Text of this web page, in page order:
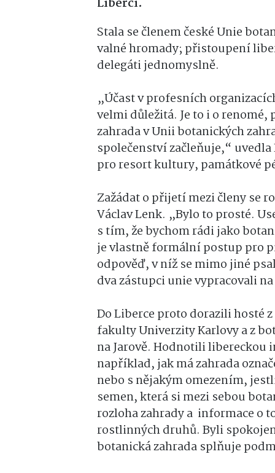
Liberci.
Stala se členem české Unie
valné hromady; přistoupení
delegáti jednomyslně.
„Účast v profesních
velmi důležitá. Je to i o
zahrada v Unii botanických
společenství začleňuje,“
pro resort kultury, památkové
Zažádat o přijetí mezi členy se
Václav Lenk. „Bylo to prosté.
s tím, že bychom rádi jako
je vlastně formální postup pro
odpověď, v níž se mimo jiné
dva zástupci unie vypracovali
Do Liberce proto dorazili hosté
fakulty Univerzity Karlovy a z
na Jarově. Hodnotili
například, jak má zahrada
nebo s nějakým omezením,
semen, která si mezi sebou
rozloha zahrady a informace o
rostlinných druhů. Byli
botanická zahrada splňuje